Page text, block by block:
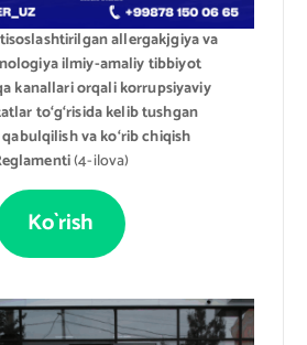
allergakjgiya va
ilmiy-amaliy tibbiyot
kanallari orqali korrupsiyaviy
to‘g‘risida kelib tushgan
va ko‘rib chiqish
(4-ilova)
Ko`rish